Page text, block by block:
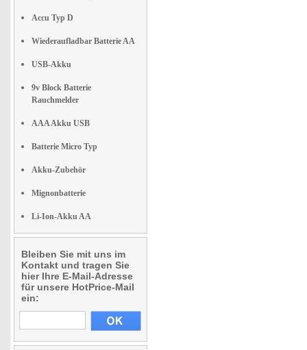
Accu Typ D
Wiederaufladbar Batterie AA
USB-Akku
9v Block Batterie
Rauchmelder
AAA Akku USB
Batterie Micro Typ
Akku-Zubehör
Mignonbatterie
Li-Ion-Akku AA
Bleiben Sie mit uns im
Kontakt und tragen Sie
hier Ihre E-Mail-Adresse
für unsere HotPrice-Mail
ein: